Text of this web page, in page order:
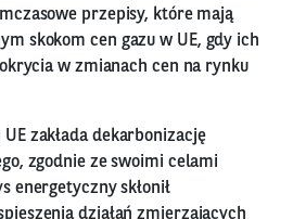
przepisy, które mają
skokom cen gazu w UE, gdy ich
w zmianach cen na rynku
zakłada dekarbonizację
zgodnie ze swoimi celami
energetyczny skłonił
działań zmierzających